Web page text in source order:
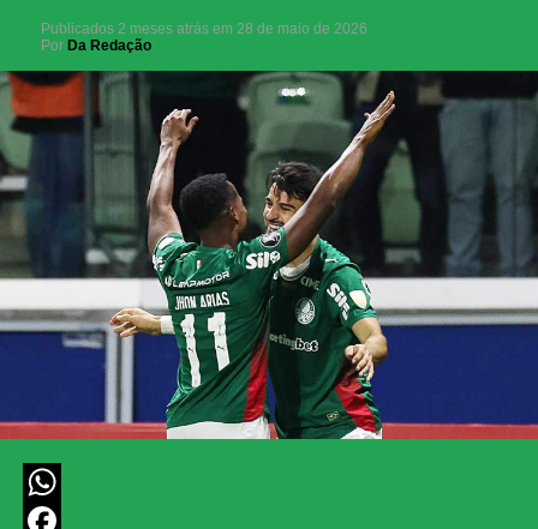
Publicados 2 meses atrás em 28 de maio de 2026
Por Da Redação
WhatsApp